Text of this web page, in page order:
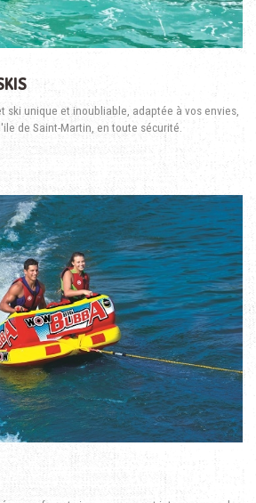
ski unique et inoubliable, adaptée à vos envies,
de Saint-Martin, en toute sécurité.